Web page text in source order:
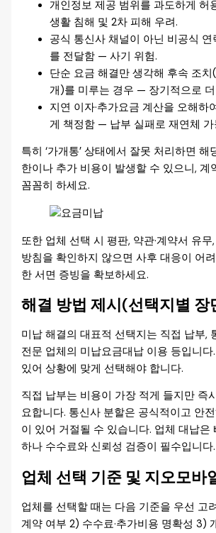
개인정보 제공 범위를 과도하게 허
생활 침해 및 2차 피해 우려.
공식 통신사 채널이 아닌 비공식
를 전달함 — 사기 위험.
단순 요금 해결만 생각해 후속 조치
개)를 미루는 경우 — 장기적으로
지연 이자·추가요금 계산을 오해하
게 책정함 — 납부 실패로 재연체 가
특히 ‘가개통’ 상태에서 잘못 처리하면 해
한이나 추가 비용이 발생할 수 있으니, 계
꼼꼼히 하세요.
또한 업체 선택 시 평판, 약관·계약서 유
방침을 확인하지 않으면 사후 대응이 어
한 서면 증빙을 확보하세요.
해결 방법 제시(선택지별 장
미납 해결의 대표적 선택지는 직접 납부,
전문 업체의 미납요금대납 이용 등입니다
있어 상황에 맞게 선택해야 합니다.
직접 납부는 비용이 가장 적게 들지만 즉
요합니다. 통신사 분할은 공식적이고 안
이 있어 거절될 수 있습니다. 업체 대납은
하나 수수료와 신뢰성 검증이 필수입니다.
업체 선택 기준 및 지오모바
업체를 선택할 때는 다음 기준을 우선 고
계약 여부 2) 수수료·추가비용 명확성 3)